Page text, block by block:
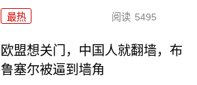
最热 阅读 5495
欧盟想关门，中国人就翻墙，布
鲁塞尔被逼到墙角